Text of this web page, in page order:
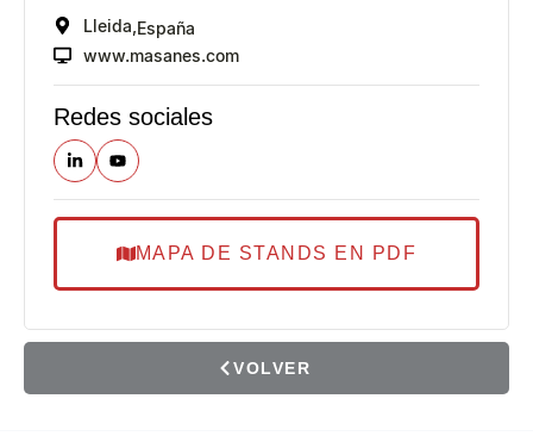
Lleida, España
www.masanes.com
Redes sociales
MAPA DE STANDS EN PDF
VOLVER